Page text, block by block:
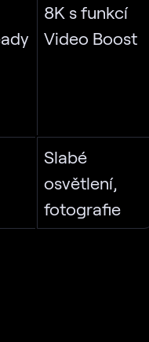
8K s funkcí
Video Boost
Slabé
osvětlení,
fotografie